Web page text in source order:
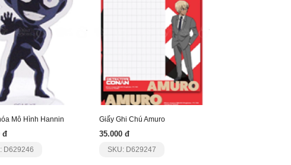
Mô Hình Hannin
đ
D629246
Giấy Ghi Chú Amuro
35.000 đ
SKU: D629247